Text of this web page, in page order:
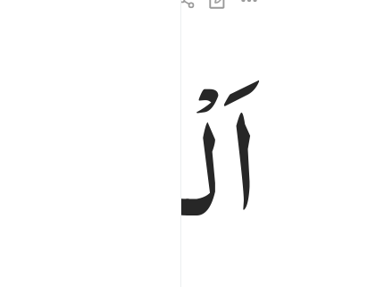
ٱلْحَمْدُ لِلَّهِ ٱلَّذِىٓ أَنزَلَ عَلَىٰ عَبْدِهِ ٱلْكِتَـٰبَ
اَلْحَمْدُ